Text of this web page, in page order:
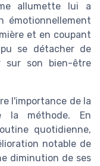
allumette lui a
émotionnellement
et en coupant
se détacher de
sur son bien-être
l'importance de la
la méthode. En
quotidienne,
notable de
diminution de ses